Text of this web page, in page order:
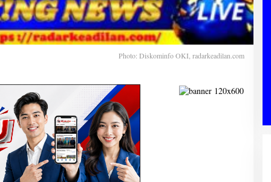
Photo: Diskominfo OKI, radarkeadilan.com